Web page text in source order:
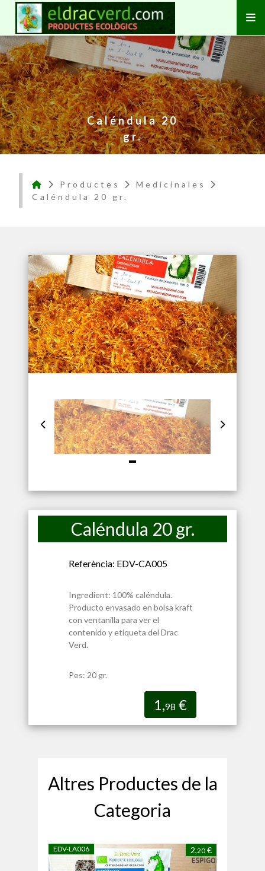
Caléndula 20
gr.
Productes
Medicinales
Caléndula 20 gr.
Caléndula 20 gr.
Referència: EDV-CA005
Ingredient: 100% caléndula.
Producto envasado en bolsa kraft
con ventanilla para ver el
contenido y etiqueta del Drac
Verd.
Pes: 20 gr.
1,98 €
Altres Productes de la
Categoria
EDV-LA006 2,20 €